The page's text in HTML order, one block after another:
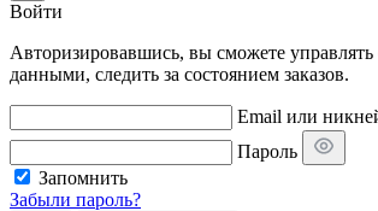
Войти
Авторизировавшись, вы сможете
данными, следить за состоянием заказов.
Email или
Пароль
Запомнить
Забыли пароль?